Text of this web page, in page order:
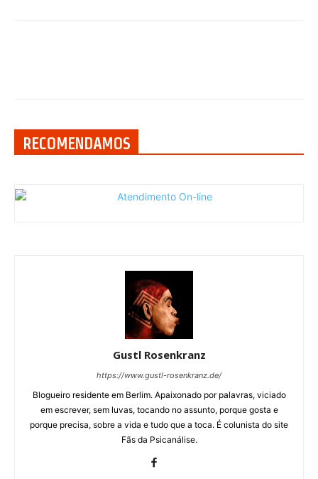
RECOMENDAMOS
Gustl Rosenkranz
https://www.gustl-rosenkranz.de/
Blogueiro residente em Berlim. Apaixonado por palavras, viciado
em escrever, sem luvas, tocando no assunto, porque gosta e
porque precisa, sobre a vida e tudo que a toca. É colunista do site
Fãs da Psicanálise.